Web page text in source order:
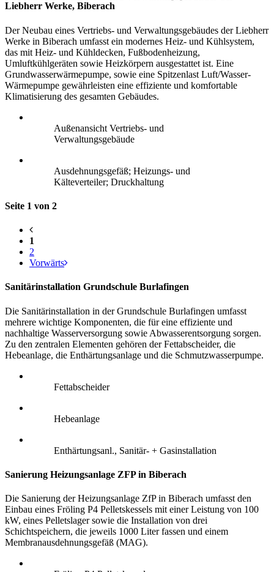
Liebherr Werke, Biberach
Der Neubau eines Vertriebs- und Verwaltungsgebäudes der Liebherr
Werke in Biberach umfasst ein modernes Heiz- und Kühlsystem,
das mit Heiz- und Kühldecken, Fußbodenheizung,
Umluftkühlgeräten sowie Heizkörpern ausgestattet ist. Eine
Grundwasserwärmepumpe, sowie eine Spitzenlast Luft/Wasser-
Wärmepumpe gewährleisten eine effiziente und komfortable
Klimatisierung des gesamten Gebäudes.
Außenansicht Vertriebs- und
Verwaltungsgebäude
Ausdehnungsgefäß; Heizungs- und
Kälteverteiler; Druckhaltung
Seite 1 von 2
1
2
Vorwärts
Sanitärinstallation Grundschule Burlafingen
Die Sanitärinstallation in der Grundschule Burlafingen umfasst
mehrere wichtige Komponenten, die für eine effiziente und
nachhaltige Wasserversorgung sowie Abwasserentsorgung sorgen.
Zu den zentralen Elementen gehören der Fettabscheider, die
Hebeanlage, die Enthärtungsanlage und die Schmutzwasserpumpe.
Fettabscheider
Hebeanlage
Enthärtungsanl., Sanitär- + Gasinstallation
Sanierung Heizungsanlage ZFP in Biberach
Die Sanierung der Heizungsanlage ZfP in Biberach umfasst den
Einbau eines Fröling P4 Pelletskessels mit einer Leistung von 100
kW, eines Pelletslager sowie die Installation von drei
Schichtspeichern, die jeweils 1000 Liter fassen und einem
Membranausdehnungsgefäß (MAG).